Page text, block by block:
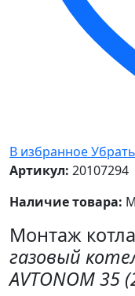
В избранноеУбрать
Артикул: 20107294
Наличие товара:
Монтаж котла
газовый
AVTONOM 35